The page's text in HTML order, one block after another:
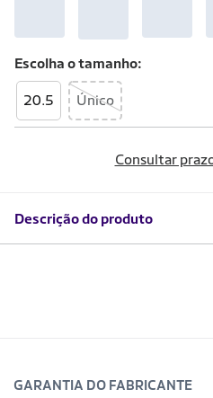
Escolha otamanho
20.5 Único
Consultar
Descrição do produto
GARANTIA DO FABRICANTE